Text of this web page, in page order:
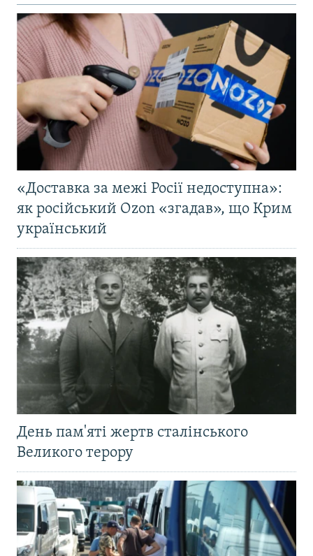
«Доставка за межі Росії недоступна»:
як російський Ozon «згадав», що Крим
український
День пам'яті жертв сталінського
Великого терору